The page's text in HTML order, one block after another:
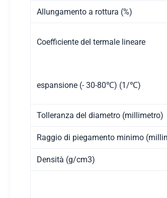
Allungamento a rottura (%)
Coefficiente del termale lineare
espansione (- 30-80℃) (1/℃)
Tolleranza del diametro (millimetro)
Raggio di piegamento minimo
Densità (g/cm3)